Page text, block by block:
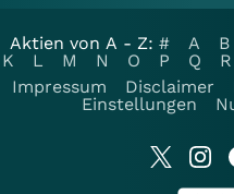
Aktien von A - Z: # A B
K
L M N O P Q R
Impressum
Disclaimer
Einstellungen